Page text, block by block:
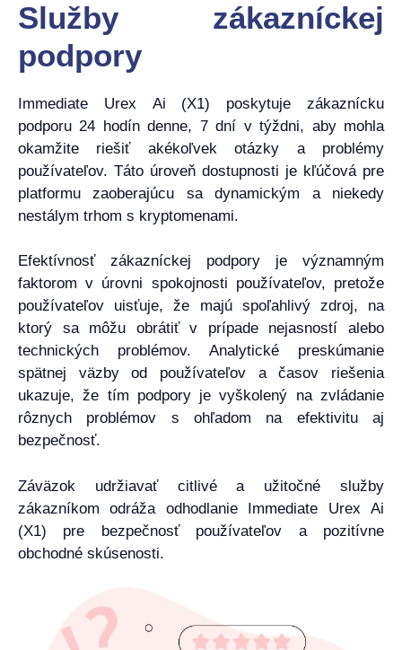
Služby zákazníckej
podpory
Immediate Urex Ai (X1) poskytuje zákaznícku
podporu 24 hodín denne, 7 dní v týždni, aby mohla
okamžite riešiť akékoľvek otázky a problémy
používateľov. Táto úroveň dostupnosti je kľúčová pre
platformu zaoberajúcu sa dynamickým a niekedy
nestálym trhom s kryptomenami.
Efektívnosť zákazníckej podpory je významným
faktorom v úrovni spokojnosti používateľov, pretože
používateľov uisťuje, že majú spoľahlivý zdroj, na
ktorý sa môžu obrátiť v prípade nejasností alebo
technických problémov. Analytické preskúmanie
spätnej väzby od používateľov a časov riešenia
ukazuje, že tím podpory je vyškolený na zvládanie
rôznych problémov s ohľadom na efektivitu aj
bezpečnosť.
Záväzok udržiavať citlivé a užitočné služby
zákazníkom odráža odhodlanie Immediate Urex Ai
(X1) pre bezpečnosť používateľov a pozitívne
obchodné skúsenosti.